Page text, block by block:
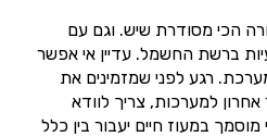
הכי מסודרת שיש. וגם עם
ברשת החשמל. עדיין אי אפשר
רגע לפני שמזמינים את
למערכות, צריך לוודא
במעוז חיים יעבור בין כלל